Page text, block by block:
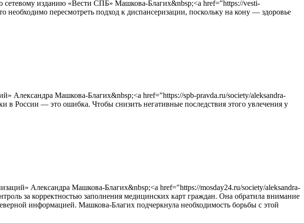
сетевому изданию «Вести СПБ» Машкова-Благих&nbsp;<a href="https://vesti-
необходимо пересмотреть подход к диспансеризации, поскольку на кону — здоровье
Александра Машкова-Благих&nbsp;<a href="https://spb-pravda.ru/society/aleksandra-
в России — это ошибка. Чтобы снизить негативные последствия этого увлечения у
Александра Машкова-Благих&nbsp;<a href="https://mosday24.ru/society/aleksandra-
за корректностью заполнения медицинских карт граждан. Она обратила внимание
информацией. Машкова-Благих подчеркнула необходимость борьбы с этой